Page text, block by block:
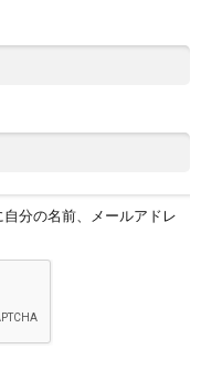
分の名前、メールアドレ